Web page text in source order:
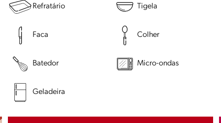
Refratário Tigela
Faca Colher
Batedor Micro-ondas
Geladeira